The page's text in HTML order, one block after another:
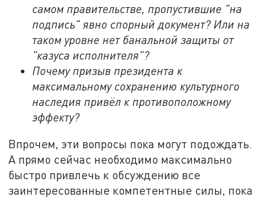
самом правительстве, пропустившие "на
подпись" явно спорный документ? Или на
таком уровне нет банальной защиты от
"казуса исполнителя"?
Почему призыв президента к
максимальному сохранению культурного
наследия привёл к противоположному
эффекту?
Впрочем, эти вопросы пока могут подождать.
А прямо сейчас необходимо максимально
быстро привлечь к обсуждению все
заинтересованные компетентные силы, пока